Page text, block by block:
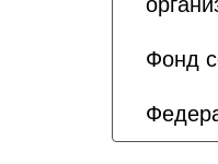
Фонд